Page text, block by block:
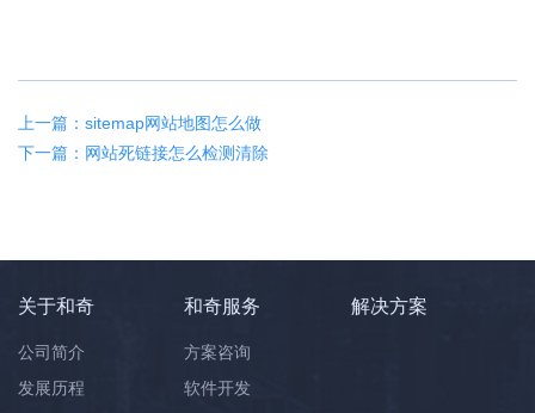
上一篇：sitemap网站地图怎么做
下一篇：网站死链接怎么检测清除
关于和奇
公司简介
发展历程
和奇服务
方案咨询
软件开发
解决方案